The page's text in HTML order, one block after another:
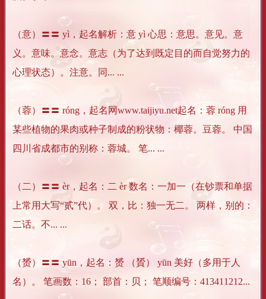
（意）〓〓 yì，起名解析：意 yì 心思：意思。意见。意
义。意味。意念。意志（为了达到既定目的而自觉努力的
心理状态）。注意。同... ...
（蓉）〓〓 róng，起名网www.taijiyu.net起名：蓉 róng 用
某些植物的果肉或种子制成的粉状物：椰蓉。豆蓉。 中国
四川省成都市的别称：蓉城。 笔... ...
（二）〓〓 èr，起名：二 èr 数名：一加一（在钞票和单据
上常用大写“贰”代）。 双，比：独一无二。 两样，别的：
二话。不... ...
（赟）〓〓 yūn，起名：赟 （贇） yūn 美好（多用于人
名）。 笔画数：16； 部首：贝； 笔顺编号：413411212...